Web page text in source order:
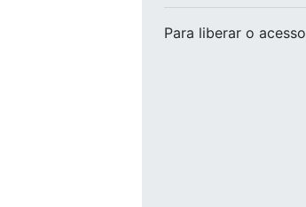
Para liberar o acesso